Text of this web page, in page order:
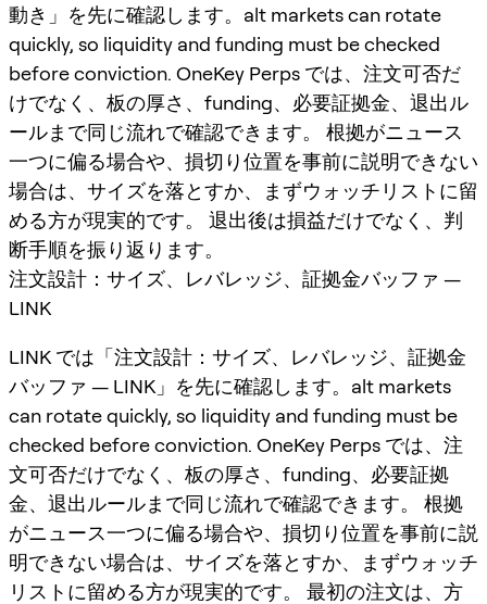
動き」を先に確認します。alt markets can rotate
quickly, so liquidity and funding must be checked
before conviction. OneKey Perps では、注文可否だ
けでなく、板の厚さ、funding、必要証拠金、退出ル
ールまで同じ流れで確認できます。 根拠がニュース
一つに偏る場合や、損切り位置を事前に説明できない
場合は、サイズを落とすか、まずウォッチリストに留
める方が現実的です。 退出後は損益だけでなく、判
断手順を振り返ります。
注文設計：サイズ、レバレッジ、証拠金バッファ —
LINK
LINK では「注文設計：サイズ、レバレッジ、証拠金
バッファ — LINK」を先に確認します。alt markets
can rotate quickly, so liquidity and funding must be
checked before conviction. OneKey Perps では、注
文可否だけでなく、板の厚さ、funding、必要証拠
金、退出ルールまで同じ流れで確認できます。 根拠
がニュース一つに偏る場合や、損切り位置を事前に説
明できない場合は、サイズを落とすか、まずウォッチ
リストに留める方が現実的です。 最初の注文は、方